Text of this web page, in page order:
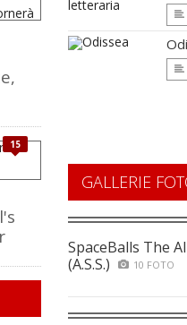
15
GALLERIE
SpaceBalls The
(A.S.S.)
10 FOTO